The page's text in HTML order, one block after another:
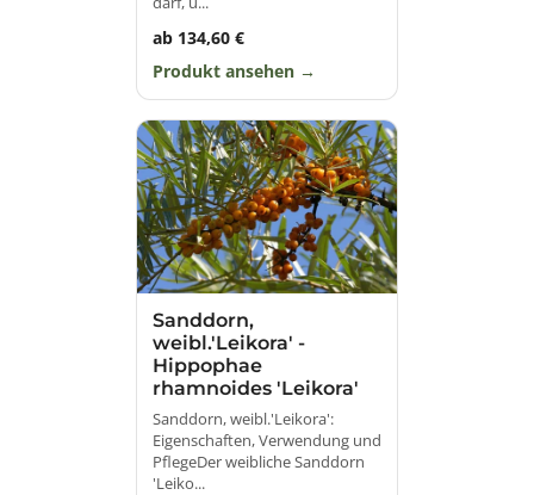
ab 134,60 €
Produkt ansehen
Sanddorn,
weibl.'Leikora' -
Hippophae
rhamnoides 'Leikora'
Sanddorn, weibl.'Leikora':
Eigenschaften, Verwendung und
PflegeDer weibliche Sanddorn
'Leiko...